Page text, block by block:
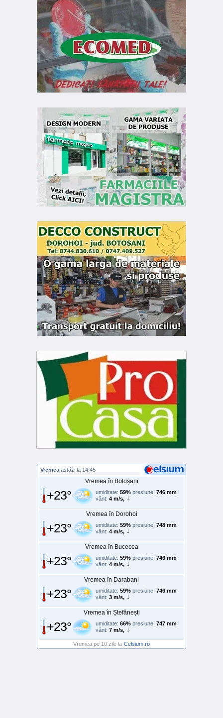
Vremea astăzi la 14:45
Vremea în Botoșani
+23° umiditate: 59% presiune: 746 mm
vânt: 4 m/s,
Vremea în Dorohoi
+23° umiditate: 59% presiune: 748 mm
vânt: 4 m/s,
Vremea în Bucecea
+23° umiditate: 59% presiune: 746 mm
vânt: 4 m/s,
Vremea în Darabani
+23° umiditate: 59% presiune: 746 mm
vânt: 3 m/s,
Vremea în Ștefănești
+23° umiditate: 66% presiune: 747 mm
vânt: 7 m/s,
Vremea pe 10 zile la Celsium.ro